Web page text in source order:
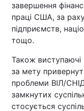
завершення
праці США, за
підприємств,
тощо.
Також виступаючі
за мету
проблеми ВІЛ/
замкнутих
стосується